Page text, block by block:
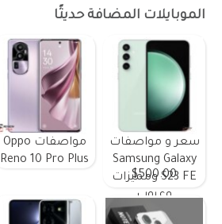
الموبايلات المضافة حديثًا
سعر و مواصفات
Samsung Galaxy
S23 FE ومميزات
وعيوب
$500.00
مواصفات Oppo
Reno 10 Pro Plus